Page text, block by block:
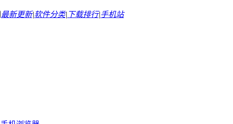
最新更新|软件分类| 下载排行|手机站